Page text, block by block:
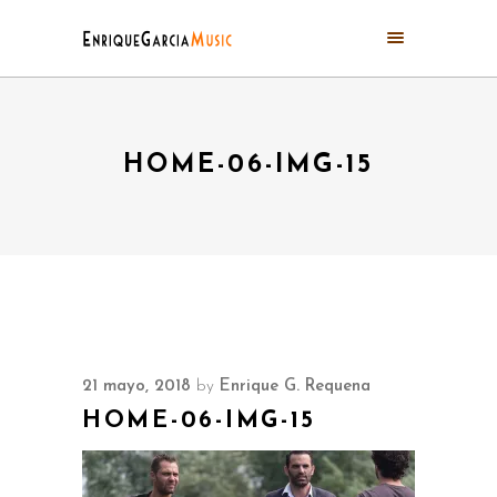
HOME-06-IMG-15
21 mayo, 2018 by Enrique G. Requena
HOME-06-IMG-15